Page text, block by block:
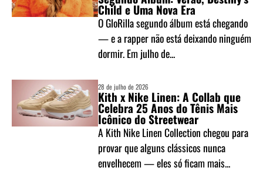
Child e Uma Nova Era
O GloRilla segundo álbum está chegando
— e a rapper não está deixando ninguém
dormir. Em julho de...
28 de julho de 2026
Kith x Nike Linen: A Collab que
Celebra 25 Anos do Tênis Mais
Icônico do Streetwear
A Kith Nike Linen Collection chegou para
provar que alguns clássicos nunca
envelhecem — eles só ficam mais...